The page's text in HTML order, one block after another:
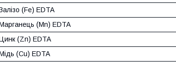
(Fe) EDTA
(Mn) EDTA
(Zn) EDTA
(Cu) EDTA